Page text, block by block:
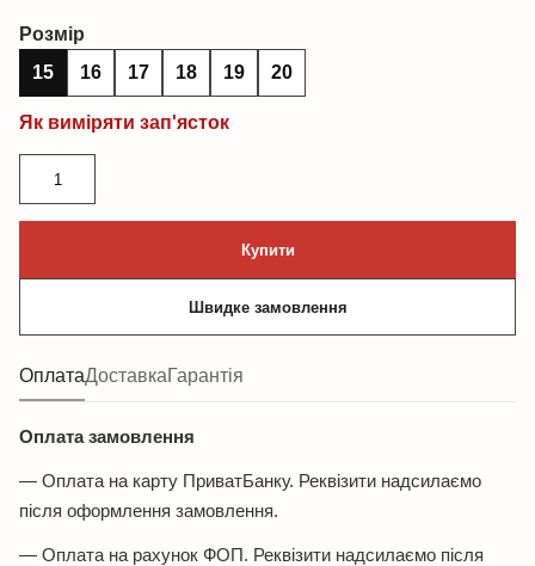
Розмір
15
16 17 18 19 20
Як виміряти зап'ясток
тигрового
та
MILANO
LUX
кількість
Купити
Швидке замовлення
ОплатаДоставкаГарантія
Оплата замовлення
— Оплата на карту ПриватБанку. Реквізити надсилаємо
після оформлення замовлення.
— Оплата на рахунок ФОП. Реквізити надсилаємо після